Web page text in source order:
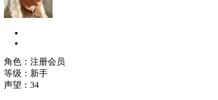
角色：注册会员
等级：新手
声望： 34